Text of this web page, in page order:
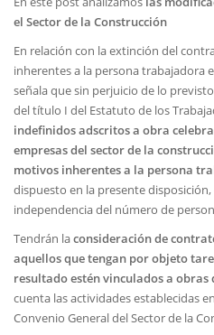
el Sector de la Construcción
En relación con la extinción del
inherentes a la persona trabajadora
señala que sin perjuicio de lo
del título I del Estatuto de los
indefinidos adscritos a obra
empresas del sector de la
motivos inherentes a la persona
dispuesto en la presente
independencia del número de
Tendrán laconsideración de
aquellos que tengan por objeto
resultado estén vinculados a obras
cuenta las actividades establecidas
Convenio General del Sector de la